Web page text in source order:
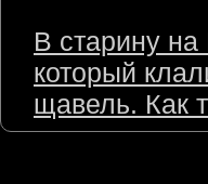
В старину
который
щавель. Как